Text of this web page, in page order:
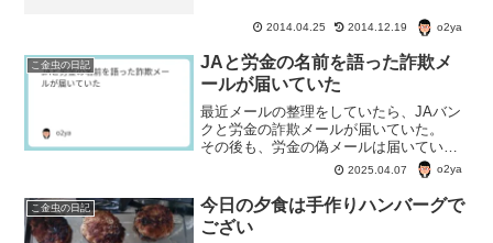
思ってインターネットのニュースなんか
を見てみたら、どうもはっきりしない。
オバマ大統領が明...
2014.04.25 2014.12.19 o2ya
こ金虫の日記
JAと労金の名前を語った詐欺メ
ールが届いていた
最近メールの整理をしていたら、JAバン
クと労金の詐欺メールが届いていた。
その後も、労金の偽メールは届いていな
いがJAバンクは届く。金融機関からの詐
欺メールの見分け方 金融機関からの詐
欺メール、最近はとても巧妙。 文面も
以前は、「外国から来...
2025.04.07 o2ya
こ金虫の日記
今日の夕食は手作りハンバーグで
ござい